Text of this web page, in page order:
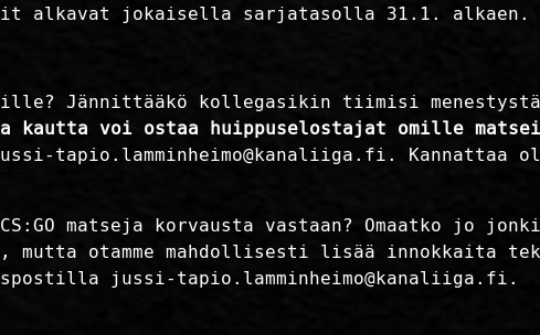
alkavat jokaisella sarjatasolla 31.1. alkaen.
Jännittääkö kollegasikin tiimisi
kautta voi ostaa huippuselostajat omille
tapio.lamminheimo@kanaliiga.fi.
matseja korvausta vastaan? Omaatko jo
mutta otamme mahdollisesti lisää innokkaita
jussi-tapio.lamminheimo@kanaliiga.fi.